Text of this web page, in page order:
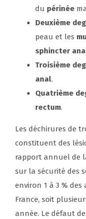
du périnée
Deuxième
peau et les
sphincter
Troisième
anal.
Quatrième
rectum.
Les déchirures de
constituent des
rapport annuel de
sur la sécurité des
environ 1 à 3 %
France, soit
année. Le défaut